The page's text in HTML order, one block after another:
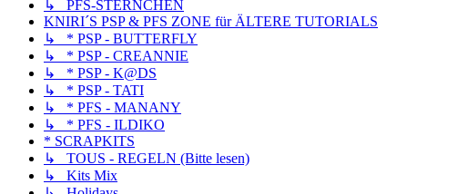
↳ PFS-STERNCHEN
KNIRI´S PSP & PFS ZONE für ÄLTERE TUTORIALS
↳ * PSP - BUTTERFLY
↳ * PSP - CREANNIE
↳ * PSP - K@DS
↳ * PSP - TATI
↳ * PFS - MANANY
↳ * PFS - ILDIKO
* SCRAPKITS
↳ TOUS - REGELN (Bitte lesen)
↳ Kits Mix